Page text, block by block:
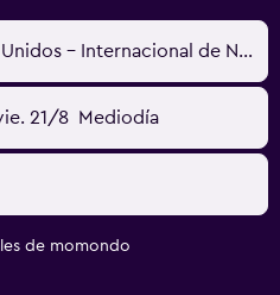
Nashville, TN, Estados Unidos - Internacional de Nashville (BNA)
21/8 Mediodía
de momondo